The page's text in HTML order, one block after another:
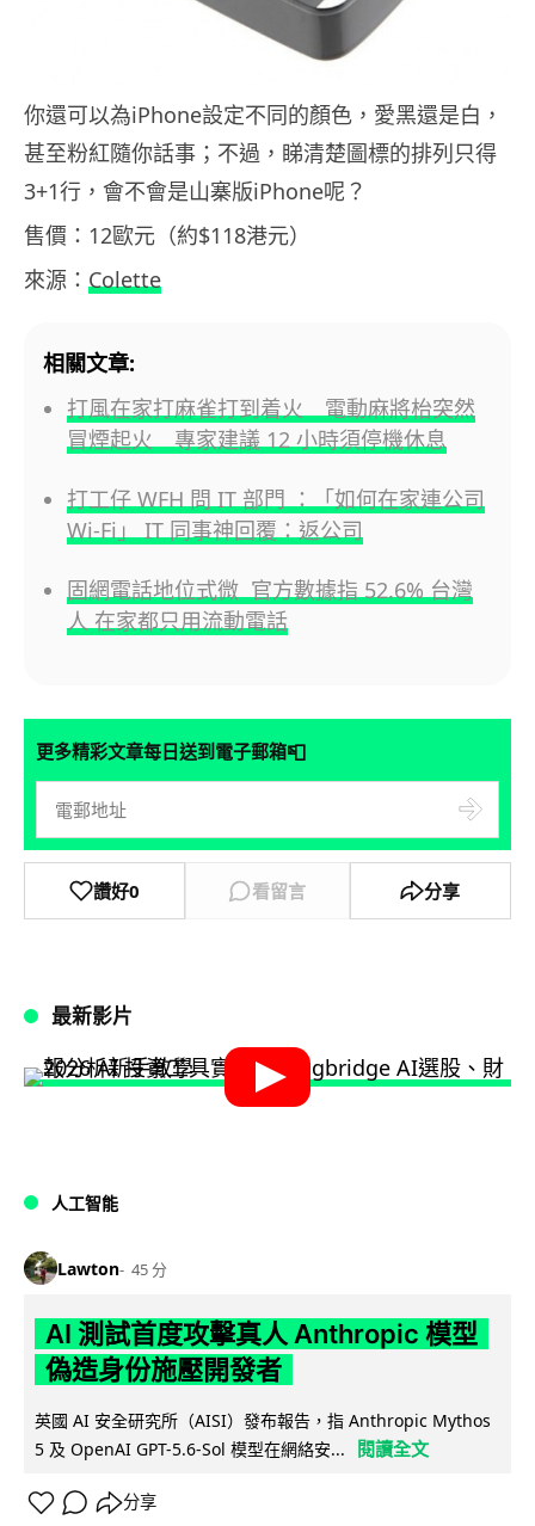
你還可以為iPhone設定不同的顏色，愛黑還是白，
甚至粉紅隨你話事；不過，睇清楚圖標的排列只得
3+1行，會不會是山寨版iPhone呢？
售價：12歐元（約$118港元）
來源： Colette
相關文章:
打風在家打麻雀打到着火 電動麻將枱突然
冒煙起火 專家建議 12 小時須停機休息
打工仔 WFH 問 IT 部門 ：「如何在家連公司
Wi-Fi」 IT 同事神回覆：返公司
固網電話地位式微 官方數據指 52.6% 台灣
人 在家都只用流動電話
更多精彩文章每日送到電子郵箱📮
讚好0 看留言 分享
最新影片
人工智能
Lawton 45 分
AI 測試首度攻擊真人 Anthropic 模型
偽造身份施壓開發者
英國 AI 安全研究所（AISI）發布報告，指 Anthropic Mythos
5 及 OpenAI GPT-5.6-Sol 模型在網絡安...
閱讀全文
分享